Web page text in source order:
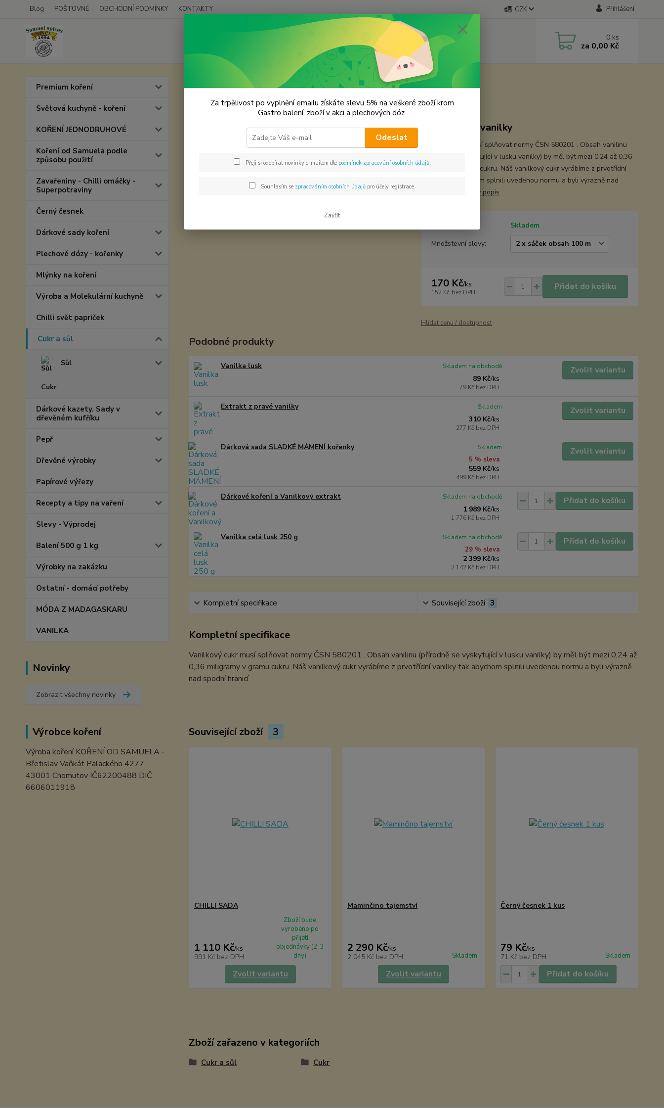
Blog POŠTOVNÉ OBCHODNÍ PODMÍNKY KONTAKTY CZK Přihlášení
0 ks
za 0,00 Kč
Premium koření
Světová kuchyně - koření
KOŘENÍ JEDNODRUHOVÉ
Koření od Samuela podle
způsobu použití
Zavařeniny - Chilli omáčky -
Superpotraviny
Černý česnek
Dárkové sady koření
Plechové dózy - kořenky
Mlýnky na koření
Výroba a Molekulární kuchyně
Chilli svět papriček
Cukr a sůl
Sůl
Cukr
Dárkové kazety. Sady v
dřevěném kufříku
Pepř
Dřevěné výrobky
Papírové výřezy
Recepty a tipy na vaření
Slevy - Výprodej
Balení 500 g 1 kg
Výrobky na zakázku
Ostatní - domácí potřeby
MÓDA Z MADAGASKARU
VANILKA
Novinky
Zobrazit všechny novinky
Výrobce koření
Výroba koření KOŘENÍ OD SAMUELA -
Břetislav Vaňkát Palackého 4277
43001 Chomutov IČ62200488 DIČ
6606011918
Vanilkový cukr
Vanilkový cukr
Cukr z pravé vanilky
Vanilkový cukr musí splňovat normy ČSN 580201 . Obsah vanilinu
(přírodně se vyskytující v lusku vanilky) by měl být mezi 0,24 až 0,36
miligramy v gramu cukru. Náš vanilkový cukr vyrábíme z prvotřídní
vanilky tak abychom splnili uvedenou normu a byli výrazně nad
celý popis
Skladem
Množstevní slevy:
170 Kč/ks
152 Kč bez DPH
Přidat do košíku
Hlídat cenu / dostupnost
Podobné produkty
Vanilka lusk
89 Kč/ks
79 Kč bez DPH
Skladem na obchodě Zvolit variantu
Extrakt z pravé vanilky
310 Kč/ks
277 Kč bez DPH
Skladem Zvolit variantu
Dárková sada SLADKÉ MÁMENÍ kořenky
5 % sleva
559 Kč/ks
499 Kč bez DPH
Skladem Zvolit variantu
Dárkové koření a Vanilkový extrakt
1 989 Kč/ks
1 776 Kč bez DPH
Skladem na obchodě Přidat do košíku
Vanilka celá lusk 250 g
29 % sleva
2 399 Kč/ks
2 142 Kč bez DPH
Skladem na obchodě Přidat do košíku
Kompletní specifikace Související zboží 3
Kompletní specifikace
Vanilkový cukr musí splňovat normy ČSN 580201 . Obsah vanilinu (přírodně se vyskytující v lusku vanilky) by měl být mezi 0,24 až
0,36 miligramy v gramu cukru. Náš vanilkový cukr vyrábíme z prvotřídní vanilky tak abychom splnili uvedenou normu a byli výrazně
nad spodní hranicí.
Související zboží 3
CHILLI SADA
1 110 Kč/ks
991 Kč bez DPH
Zboží bude
vyrobeno po
přijetí
objednávky (2-3
dny)
Zvolit variantu
Maminčino tajemství
2 290 Kč/ks
2 045 Kč bez DPH Skladem
Zvolit variantu
Černý česnek 1 kus
79 Kč/ks
71 Kč bez DPH Skladem
Přidat do košíku
Zboží zařazeno v kategoriích
Cukr a sůl Cukr
Za trpělivost po vyplnění emailu získáte slevu 5% na veškeré zboží krom
Gastro balení, zboží v akci a plechových dóz.
Odeslat
Přeji si odebírat novinky e-mailem dle podmínek zpracování osobních údajů.
Souhlasím se zpracováním osobních údajůpro účely registrace.
Zavřít